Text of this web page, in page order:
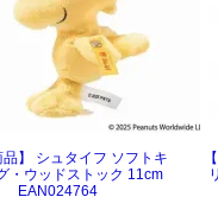
品】 シュタイフ ソフトキ
・ウッドストック 11cm
EAN024764